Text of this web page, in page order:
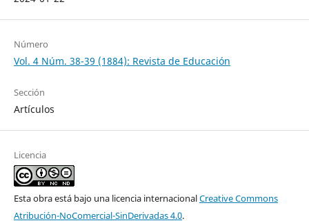
Número
Vol. 4 Núm. 38-39 (1884): Revista de Educación
Sección
Artículos
Licencia
Esta obra está bajo una licencia internacionalCreative Commons
Atribución-NoComercial-SinDerivadas 4.0.